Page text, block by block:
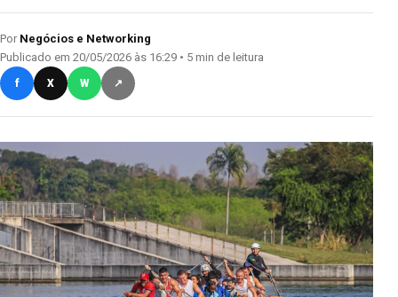
Por Negócios e Networking
Publicado em 20/05/2026 às 16:29 • 5 min de leitura
f X W ↗